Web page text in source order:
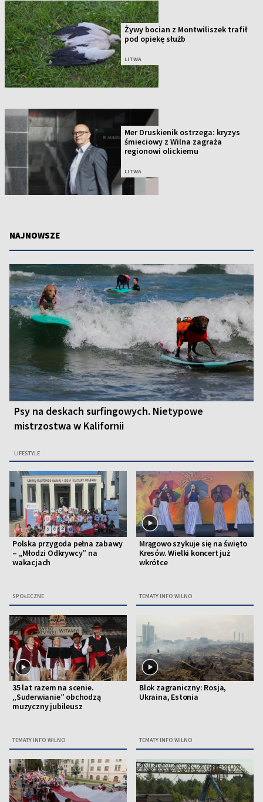
Żywy bocian z Montwiliszek trafił
pod opiekę służb
LITWA
Mer Druskienik ostrzega: kryzys
śmieciowy z Wilna zagraża
regionowi olickiemu
LITWA
NAJNOWSZE
Psy na deskach surfingowych. Nietypowe
mistrzostwa w Kalifornii
LIFESTYLE
Polska przygoda pełna zabawy
– „Młodzi Odkrywcy” na
wakacjach
SPOŁECZNE
Mrągowo szykuje się na święto
Kresów. Wielki koncert już
wkrótce
TEMATY INFO WILNO
35 lat razem na scenie.
„Suderwianie” obchodzą
muzyczny jubileusz
TEMATY INFO WILNO
Blok zagraniczny: Rosja,
Ukraina, Estonia
TEMATY INFO WILNO